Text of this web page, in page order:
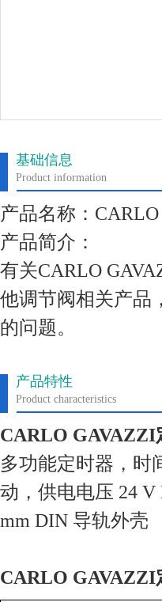
基础信息
Product information
产品名称：
产品简介：
有关CARLO
他调节阀相关产品
的问题。
产品特性
Product characteristics
CARLO GAVAZZI
多功能定时器，时
动，供电电压 24 V
mm DIN 导轨外壳
CARLO GAVAZZI